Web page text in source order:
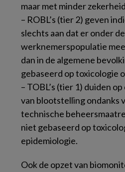
maar met minder
– ROBL’s (tier 2) geven
slechts aan dat er onder de
werknemerspopulatie
dan in de algemene
gebaseerd op toxicologie
– TOBL’s (tier 1) duiden
van blootstelling ondanks
technische
niet gebaseerd op
epidemiologie.
Ook de opzet van